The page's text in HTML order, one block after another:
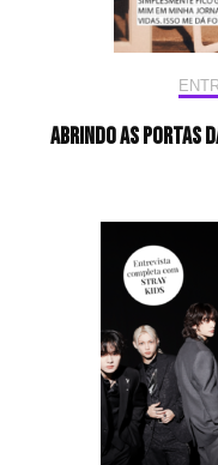
Abrindo as portas